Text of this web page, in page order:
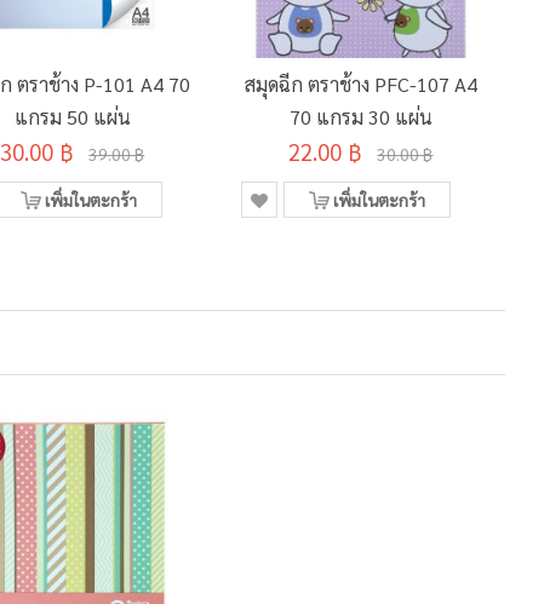
ตราช้าง P-101 A4 70
แกรม 50 แผ่น
30.00 ฿ 39.00 ฿
เพิ่มในตะกร้า
สมุดฉีก ตราช้าง PFC-107 A4
70 แกรม 30 แผ่น
22.00 ฿ 30.00 ฿
เพิ่มในตะกร้า